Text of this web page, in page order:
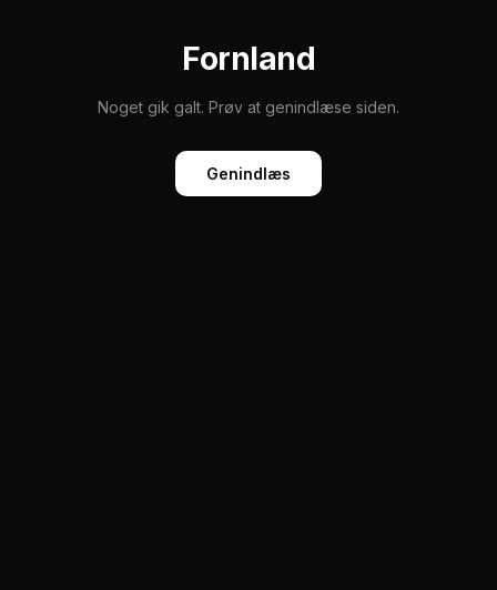
Fornland
Noget gik galt. Prøv at genindlæse siden.
Genindlæs